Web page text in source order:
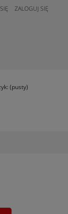
ZALOGUJ SIĘ
(pusty)